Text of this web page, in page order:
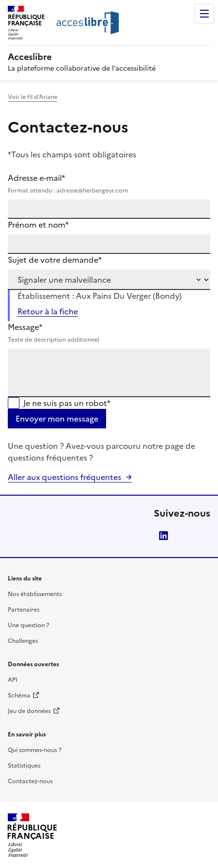
RÉPUBLIQUE
FRANÇAISE
Acceslibre
La plateforme collaborative de l’accessibilité
Voir le fil d'Ariane
Contactez-nous
*Tous les champs sont obligatoires
Adresse e-mail*
Format attendu : adresse@herbergeur.com
Prénom et nom*
Sujet de votre demande*
Établissement : Aux Pains Du Verger (Bondy)
Retour à la fiche
Message*
Texte de description additionnel
Je ne suis pas un robot*
Envoyer mon message
Une question ? Avez-vous parcouru notre page de
questions fréquentes ?
Aller aux questions fréquentes
Suivez-nous
Liens du site
Nos établissements
Partenaires
Une question ?
Challenges
Données ouvertes
API
Schéma
Jeu de données
En savoir plus
Qui sommes-nous ?
Statistiques
Contactez-nous
RÉPUBLIQUE
FRANÇAISE